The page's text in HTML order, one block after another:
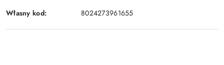
Własny kod: 8024273961655